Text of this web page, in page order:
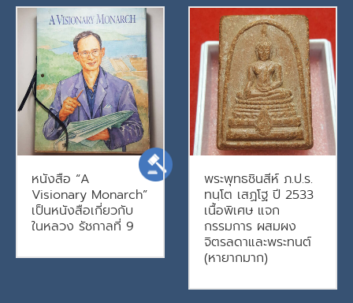
หนังสือ “A
Visionary Monarch”
เป็นหนังสือเกี่ยวกับ
ในหลวง รัชกาลที่ 9
พระพุทธชินสีห์ ภ.ป.ร.
ทนฺโต เสฏโฐ ปี 2533
เนื้อพิเศษ แจก
กรรมการ ผสมผง
จิตรลดาและพระทนต์
(หายากมาก)